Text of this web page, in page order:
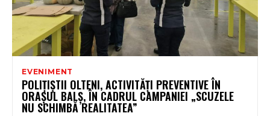
EVENIMENT
POLIȚIȘTII OLTENI, ACTIVITĂȚI PREVENTIVE ÎN
ORAȘUL BALȘ, ÎN CADRUL CAMPANIEI „SCUZELE
NU SCHIMBĂ REALITATEA”